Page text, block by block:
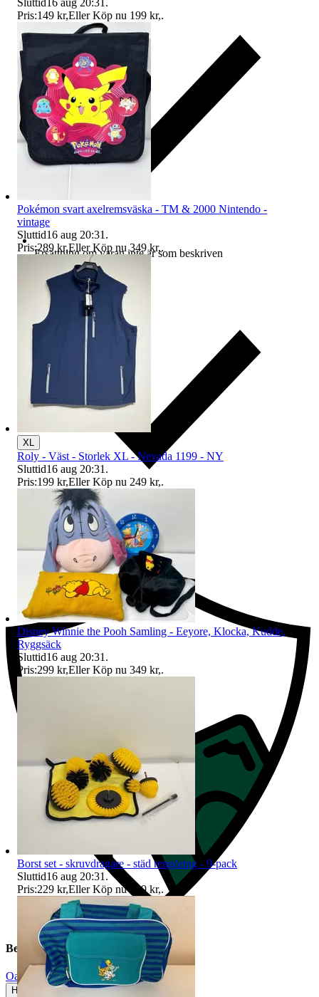
Ersättning om varan inte är som beskriven
Ersättning om du inte får din vara
Beskrivning
Oanvänt
Helt ny och aldrig använd
Sluttid 16 aug 20:31 .
Pris:149 kr,Eller Köp nu 199 kr,.
Pokémon svart axelremsväska - TM & 2000 Nintendo -
vintage
Sluttid16 aug 20:31 .
Pris:289 kr,Eller Köp nu 349 kr,.
XL
Roly - Väst - Storlek XL - Nevada 1199 - NY
Sluttid16 aug 20:31 .
Pris:199 kr,Eller Köp nu 249 kr,.
Disney Winnie the Pooh Samling - Eeyore, Klocka, Kudde,
Ryggsäck
Sluttid16 aug 20:31 .
Pris:299 kr,Eller Köp nu 349 kr,.
Borst set - skruvdragare - städ rengöring - 9-pack
Sluttid16 aug 20:31 .
Pris:229 kr,Eller Köp nu 289 kr,.